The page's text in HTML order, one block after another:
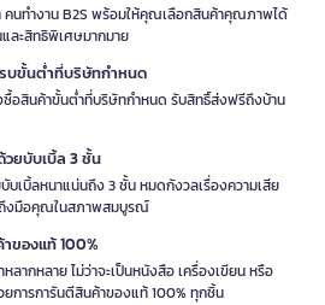
คนทำงาน B2S พร้อมให้คุณเลือกสินค้าคุณภาพได้
ละสิทธิพิเศษมากมาย
บขั้นต่ำที่บริษัทกำหนด
อสินค้าขั้นต่ำที่บริษัทกำหนด รับสิทธิ์ส่งฟรีถึงบ้าน
ยบับเบิ้ล 3 ชั้น
เบิ้ลหนาแน่นถึง 3 ชั้น หมดกังวลเรื่องความเสีย
งมือคุณในสภาพสมบูรณ์
ของแท้ 100%
ากหลาย ไม่ว่าจะเป็นหนังสือ เครื่องเขียน หรือ
การการันตีสินค้าของแท้ 100% ทุกชิ้น